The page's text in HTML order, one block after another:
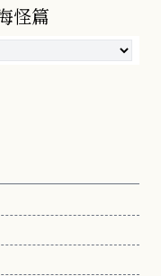
怪篇